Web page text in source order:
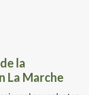
la
La Marche